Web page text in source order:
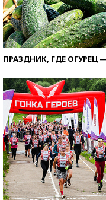
ПРАЗДНИК, ГДЕ ОГУРЕЦ